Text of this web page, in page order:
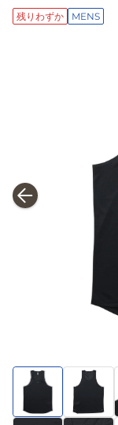
残りわずか MENS